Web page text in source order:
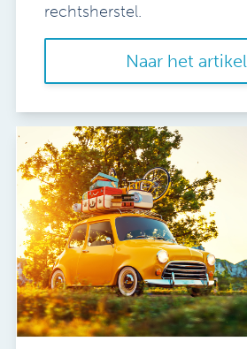
rechtsherstel.
Naar het artikel